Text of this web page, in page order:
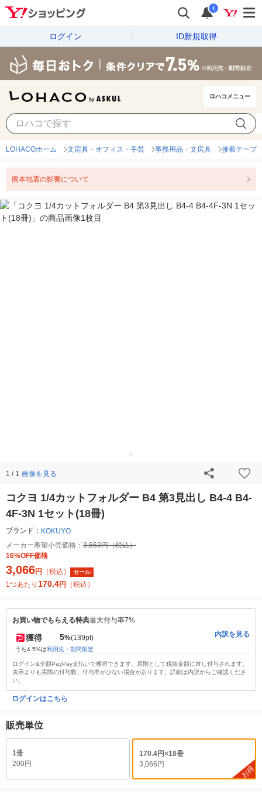
i
ログイン ID新規取得
ロハコメニュー
LOHACOホーム 文房具・オフィス・手芸 事務用品・文房具 接着テープ
熊本地震の影響について
1 / 1 画像を見る
コクヨ 1/4カットフォルダー B4 第3見出し B4-4 B4-
4F-3N 1セット(18冊)
ブランド： KOKUYO
メーカー希望小売価格： 3,663円（税込）
16%OFF価格
3,066円 （税込） セール
1つあたり 170.4円 （税込）
お買い物でもらえる特典最大付与率7%
獲得 5%(139pt)
うち4.5%は利用先・期間限定
内訳を見る
ログイン&全額PayPay支払いで獲得できます。原則として税抜金額に対し付与されます。
表示よりも実際の付与数、付与率が少ない場合があります。詳細は内訳からご確認くださ
い。
ログインはこちら
販売単位
1冊
200円
170.4円×18冊
3,066円
お得